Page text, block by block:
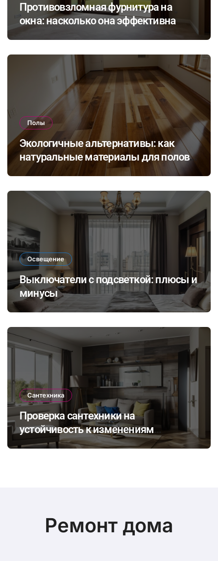
Противовзломная фурнитура на
окна: насколько она эффективна
Полы
Экологичные альтернативы: как
натуральные материалы для полов
влияют на здоровье и комфорт в
Освещение
Выключатели с подсветкой: плюсы и
минусы
Сантехника
Проверка сантехники на
устойчивость к изменениям
климата: как выбрать и установить
Ремонт дома